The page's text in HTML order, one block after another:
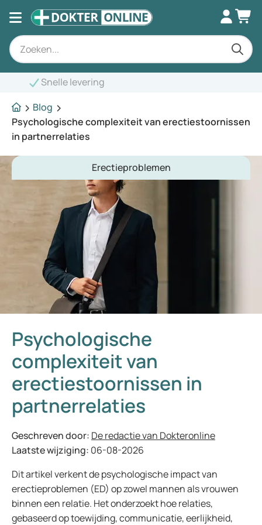
Blog
Psychologische complexiteit van erectiestoornissen
in partnerrelaties
Erectieproblemen
Psychologische
complexiteit van
erectiestoornissen in
partnerrelaties
Geschreven door: De redactie van Dokteronline
Laatste wijziging: 06-08-2026
Dit artikel verkent de psychologische impact van
erectieproblemen (ED) op zowel mannen als vrouwen
binnen een relatie. Het onderzoekt hoe relaties,
gebaseerd op toewijding, communicatie, eerlijkheid,